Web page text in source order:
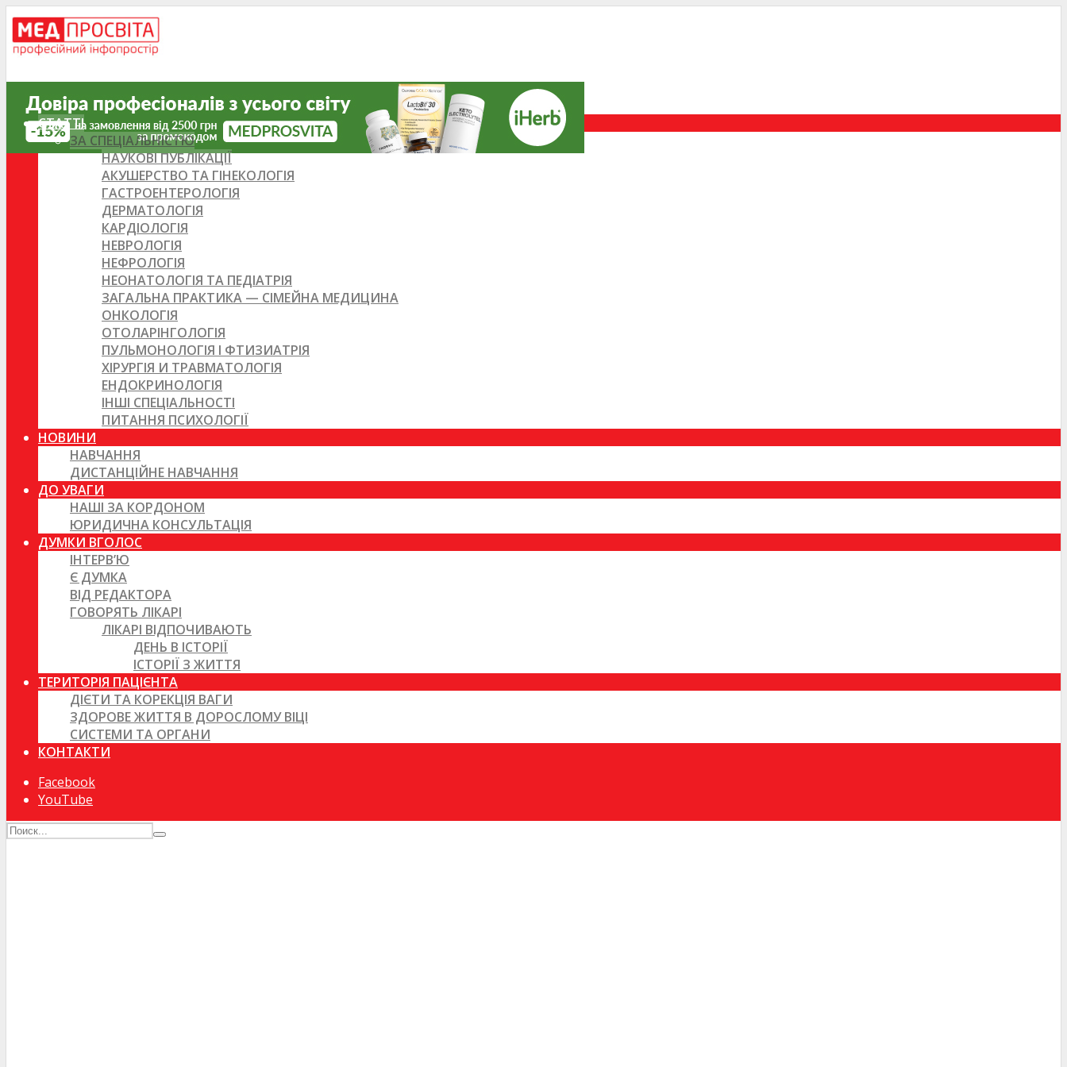
СТАТТІ
ЗА СПЕЦІАЛЬНІСТЮ
НАУКОВІ ПУБЛІКАЦІЇ
АКУШЕРСТВО ТА ГІНЕКОЛОГІЯ
ГАСТРОЕНТЕРОЛОГІЯ
ДЕРМАТОЛОГІЯ
КАРДІОЛОГІЯ
НЕВРОЛОГІЯ
НЕФРОЛОГІЯ
НЕОНАТОЛОГІЯ ТА ПЕДІАТРІЯ
ЗАГАЛЬНА ПРАКТИКА — СІМЕЙНА МЕДИЦИНА
ОНКОЛОГІЯ
ОТОЛАРІНГОЛОГІЯ
ПУЛЬМОНОЛОГІЯ І ФТИЗИАТРІЯ
ХІРУРГІЯ И ТРАВМАТОЛОГІЯ
ЕНДОКРИНОЛОГІЯ
ІНШІ СПЕЦІАЛЬНОСТІ
ПИТАННЯ ПСИХОЛОГІЇ
НОВИНИ
НАВЧАННЯ
ДИСТАНЦІЙНЕ НАВЧАННЯ
ДО УВАГИ
НАШІ ЗА КОРДОНОМ
ЮРИДИЧНА КОНСУЛЬТАЦІЯ
ДУМКИ ВГОЛОС
ІНТЕРВ’Ю
Є ДУМКА
ВІД РЕДАКТОРА
ГОВОРЯТЬ ЛІКАРІ
ЛІКАРІ ВІДПОЧИВАЮТЬ
ДЕНЬ В ІСТОРІЇ
ІСТОРІЇ З ЖИТТЯ
ТЕРИТОРІЯ ПАЦІЄНТА
ДІЄТИ ТА КОРЕКЦІЯ ВАГИ
ЗДОРОВЕ ЖИТТЯ В ДОРОСЛОМУ ВІЦІ
СИСТЕМИ ТА ОРГАНИ
КОНТАКТИ
Facebook
YouTube